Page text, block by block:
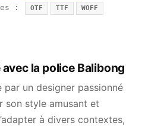
: OTF TTF WOFF
la police Balibong
un designer passionné
son style amusant et
à divers contextes,